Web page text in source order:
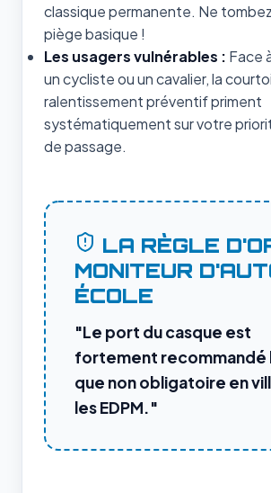
classique permanente. Ne
piège basique !
Les usagers vulnérables : Face
un cycliste ou un cavalier, la
ralentissement préventif priment
systématiquement sur votre
de passage.
LA RÈGLE
MONITEUR
ÉCOLE
"Le port du casque est
fortement recommandé
que non obligatoire en
les EDPM."